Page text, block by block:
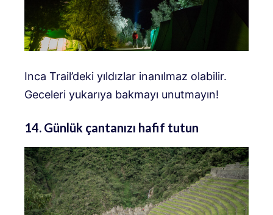
Inca Trail’deki yıldızlar inanılmaz olabilir.
Geceleri yukarıya bakmayı unutmayın!
14. Günlük çantanızı hafif tutun